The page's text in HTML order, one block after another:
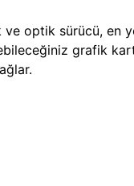
optik sürücü, en
grafik